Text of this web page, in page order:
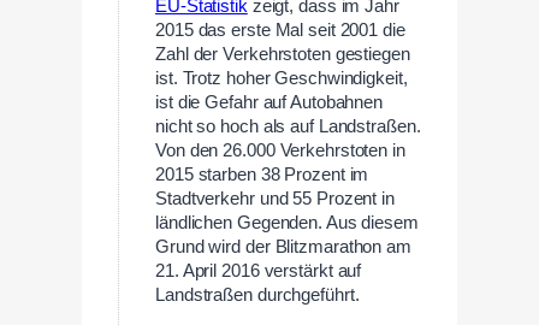
EU-Statistik zeigt, dass im Jahr
2015 das erste Mal seit 2001 die
Zahl der Verkehrstoten gestiegen
ist. Trotz hoher Geschwindigkeit,
ist die Gefahr auf Autobahnen
nicht so hoch als auf Landstraßen.
Von den 26.000 Verkehrstoten in
2015 starben 38 Prozent im
Stadtverkehr und 55 Prozent in
ländlichen Gegenden. Aus diesem
Grund wird der Blitzmarathon am
21. April 2016 verstärkt auf
Landstraßen durchgeführt.